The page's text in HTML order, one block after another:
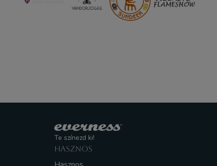
Te színezd ki!
HASZNOS